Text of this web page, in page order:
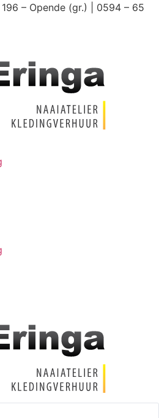
– Opende (gr.) | 0594 – 65